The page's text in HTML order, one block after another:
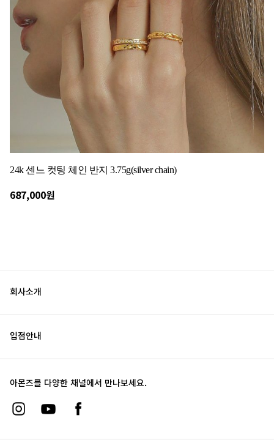
24k 센느 컷팅 체인 반지 3.75g(silver chain)
687,000원
회사소개
입점안내
아몬즈를 다양한 채널에서 만나보세요.